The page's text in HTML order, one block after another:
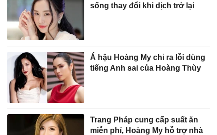
sống thay đổi khi dịch trở lại
Á hậu Hoàng My chỉ ra lỗi dùng
tiếng Anh sai của Hoàng Thùy
Trang Pháp cung cấp suất ăn
miễn phí, Hoàng My hỗ trợ nhà